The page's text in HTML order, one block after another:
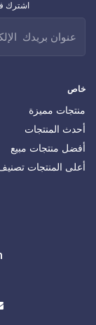
خاص
منتجات مميزة
أحدث المنتجات
أفضل منتجات مبيع
أعلى المنتجات
اشترك